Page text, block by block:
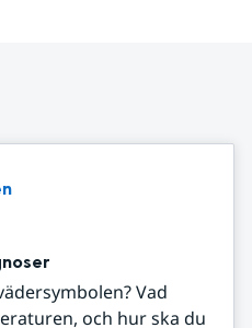
Vad
och hur ska du